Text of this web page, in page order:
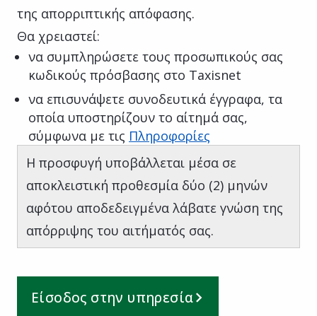
της απορριπτικής απόφασης.
Θα χρειαστεί:
να συμπληρώσετε τους προσωπικούς σας
κωδικούς πρόσβασης στο Taxisnet
να επισυνάψετε συνοδευτικά έγγραφα, τα
οποία υποστηρίζουν το αίτημά σας,
σύμφωνα με τις Πληροφορίες
Η προσφυγή υποβάλλεται μέσα σε
αποκλειστική προθεσμία δύο (2) μηνών
αφότου αποδεδειγμένα λάβατε γνώση της
απόρριψης του αιτήματός σας.
Είσοδος στην υπηρεσία